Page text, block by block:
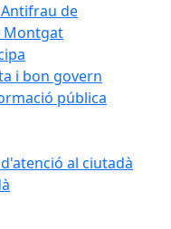
de
Montgat
i bon govern
pública
al ciutadà